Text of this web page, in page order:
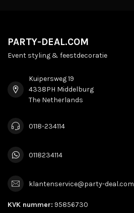
PARTY-DEAL.COM
Event styling & feestdecoratie
Kuipersweg 19
4338PH Middelburg
The Netherlands
0118-234114
0118234114
klantenservice@party-deal.com
KVK nummer: 95856730